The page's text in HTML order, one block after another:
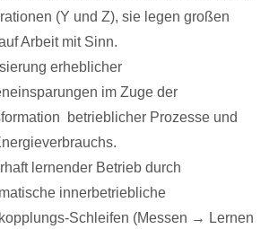
(Y und Z), sie legen großen
Arbeit mit Sinn.
erheblicher
im Zuge der
betrieblicher Prozesse und
lernender Betrieb durch
innerbetriebliche
Schleifen (Messen → Lernen